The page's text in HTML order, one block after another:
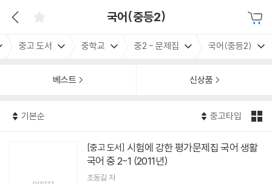
국어(중등2)
중고 도서 중학교 중2 - 문제집 국어(중등2)
베스트 신상품
기본순 중고타입
[중고 도서]
국어 중 2-1 (2011년)
조동길 저